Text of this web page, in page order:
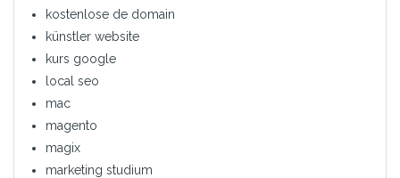
kostenlose de domain
künstler website
kurs google
local seo
mac
magento
magix
marketing studium